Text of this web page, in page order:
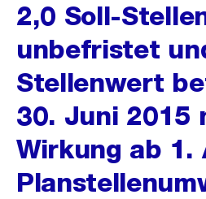
2,0 Soll-
unbefristet
Stellenwert
30. Juni 2015
Wirkung ab 1.